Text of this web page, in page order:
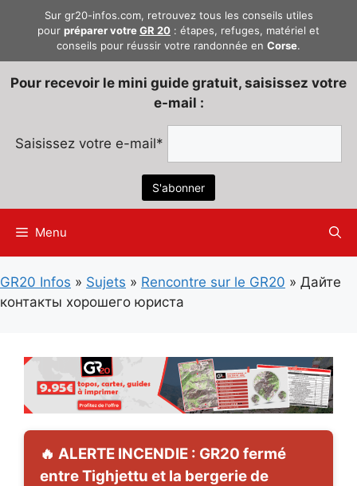
Sur gr20-infos.com, retrouvez tous les conseils utiles
pour préparer votreGR 20 : étapes, refuges, matériel et
conseils pour réussir votre randonnée en Corse.
Pour recevoir le mini guide gratuit, saisissez votre
e-mail :
Saisissez votre e-mail*
Menu
GR20 Infos » Sujets » Rencontre sur le GR20 » Дайте
контакты хорошего юриста
🔥 ALERTE INCENDIE : GR20 fermé
entre Tighjettu et la bergerie de